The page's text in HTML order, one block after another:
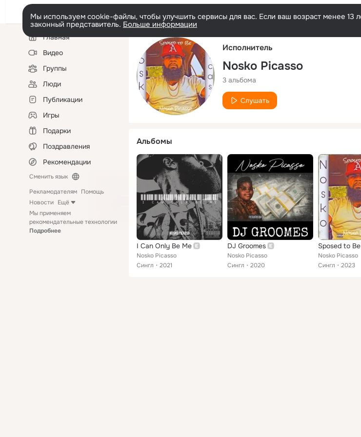
Мы используем cookie-файлы, чтобы улучшить сервисы для вас. Если ваш возраст менее 13
законный представитель. Больше информации
Левая
колонкаГлавная
Видео
Группы
Люди
Публикации
Игры
Подарки
Поздравления
Рекомендации
Сменить язык
Рекламодателям Помощь
Новости Ещё
Мы применяем
рекомендательные технологии
Подробнее
Исполнитель
Nosko Picasso
3 альбома
Слушать
Альбомы
I Can Only Be Me
Nosko Picasso
Сингл
2021
DJ Groomes
Nosko Picasso
Сингл
2020
Sposed to Be
Nosko Picasso
Сингл
2023